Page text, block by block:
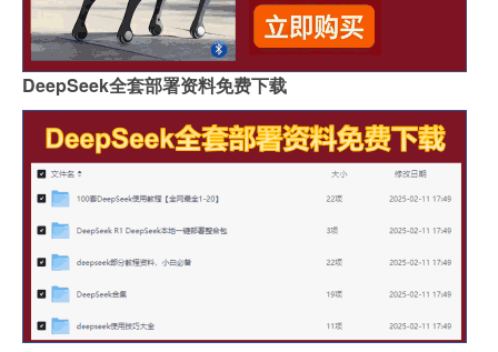
DeepSeek全套部署资料免费下载